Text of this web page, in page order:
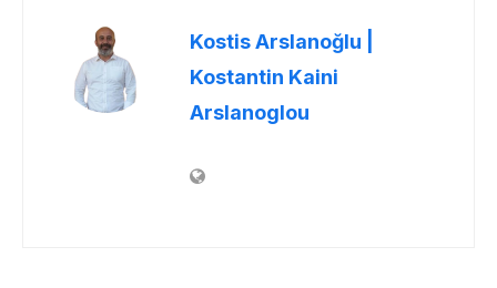
Kostis Arslanoğlu |
Kostantin Kaini
Arslanoglou